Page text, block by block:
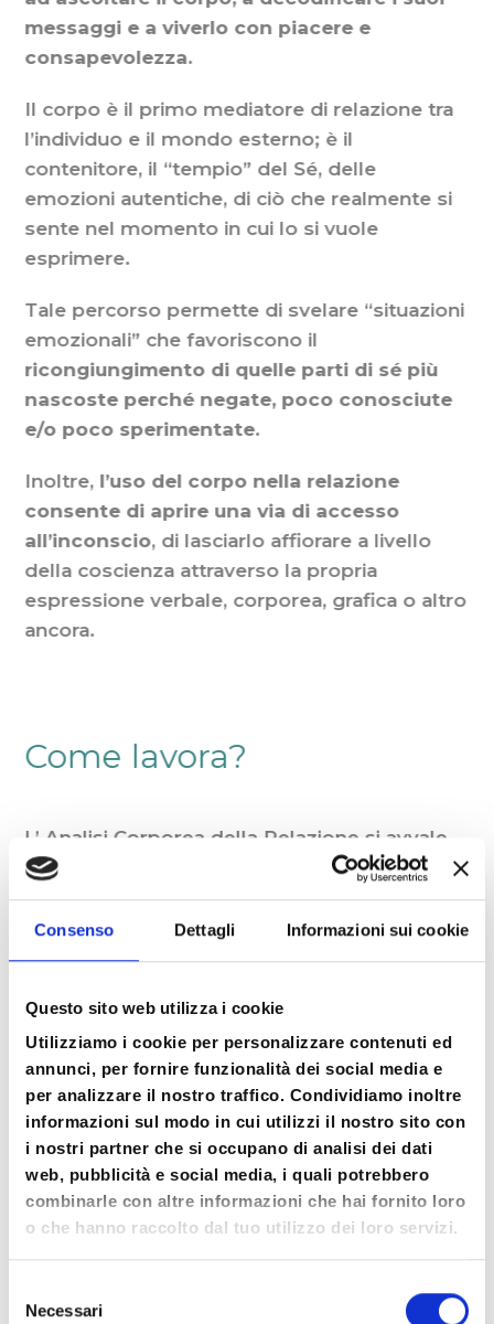
Consenso Dettagli Informazioni sui cookie
Questo sito web utilizza i cookie
Utilizziamo i cookie per personalizzare contenuti ed
annunci, per fornire funzionalità dei social media e
per analizzare il nostro traffico. Condividiamo inoltre
informazioni sul modo in cui utilizzi il nostro sito con
i nostri partner che si occupano di analisi dei dati
web, pubblicità e social media, i quali potrebbero
combinarle con altre informazioni che hai fornito loro
o che hanno raccolto dal tuo utilizzo dei loro servizi.
delNecessari
messaggi e a viverlo con piacere e
consapevolezza.
Il corpo è il primo mediatore di relazione tra
l’individuo e il mondo esterno; è il
contenitore, il “tempio” del Sé, delle
emozioni autentiche, di ciò che realmente si
sente nel momento in cui lo si vuole
esprimere.
Tale percorso permette di svelare “situazioni
emozionali” che favoriscono il
ricongiungimento di quelle parti di sé più
nascoste perché negate, poco conosciute
e/o poco sperimentate.
Inoltre, l’uso del corpo nella relazione
consente di aprire una via di accesso
all’inconscio, di lasciarlo affiorare a livello
della coscienza attraverso la propria
espressione verbale, corporea, grafica o altro
ancora.
Come lavora?
L’ Analisi Corporea della Relazione si avvale
di uno
strumento principe: il gioco.
Così come le libere associazioni ed i lapsus
analisi corporea.
Infatti, attraverso diverse forme di gioco
“spontanee e simboliche” la persona ha la
possibilità di conoscere, sperimentare e
sviluppare il suo repertorio senso-motorio,
affettivo, relazionale e simbolico.
Ancora, la persona riscopre ilpiacere del
movimento liberoed entra in contatto con le
parti affettive più vere e profonde,